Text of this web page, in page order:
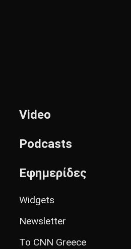
Video
Podcasts
Εφημερίδες
Widgets
Newsletter
Το CNN Greece